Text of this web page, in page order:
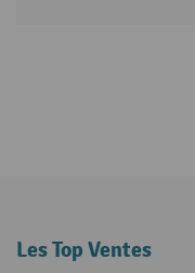
Les Top Ventes